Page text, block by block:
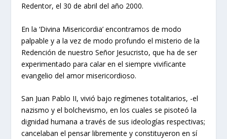
Redentor, el 30 de abril del año 2000.
En la ‘Divina Misericordia’ encontramos de modo
palpable y a la vez de modo profundo el misterio de la
Redención de nuestro Señor Jesucristo, que ha de ser
experimentado para calar en el siempre vivificante
evangelio del amor misericordioso.
San Juan Pablo II, vivió bajo regímenes totalitarios, -el
nazismo y el bolchevismo, en los cuales se pisoteó la
dignidad humana a través de sus ideologías respectivas;
cancelaban el pensar libremente y constituyeron en sí